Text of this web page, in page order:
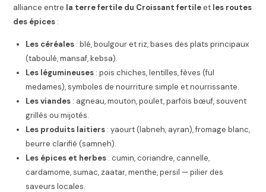
alliance entre la terre fertile du Croissant fertileet les routes
des épices :
Les céréales : blé, boulgour et riz, bases des plats principaux
(taboulé, mansaf, kebsa).
Les légumineuses : pois chiches, lentilles, fèves (ful
medames), symboles de nourriture simple et nourrissante.
Les viandes : agneau, mouton, poulet, parfois bœuf, souvent
grillés ou mijotés.
Les produits laitiers : yaourt (labneh, ayran), fromage blanc,
beurre clarifié (samneh).
Les épices et herbes : cumin, coriandre, cannelle,
cardamome, sumac, zaatar, menthe, persil — pilier des
saveurs locales.